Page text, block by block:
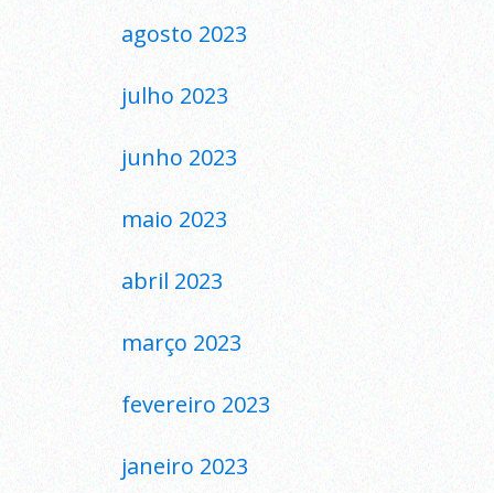
agosto 2023
julho 2023
junho 2023
maio 2023
abril 2023
março 2023
fevereiro 2023
janeiro 2023